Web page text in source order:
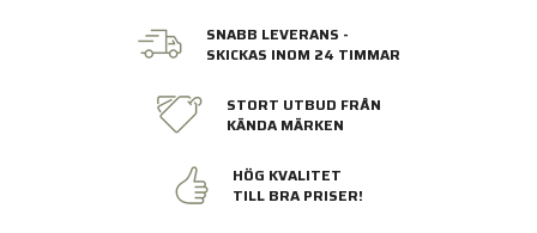
SNABB LEVERANS -
SKICKAS INOM 24 TIMMAR
STORT UTBUD FRÅN
KÄNDA MÄRKEN
HÖG KVALITET
TILL BRA PRISER!